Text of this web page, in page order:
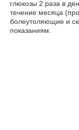
глюкозы 2 раза в
течение месяца
болеутоляющие и
показаниям.